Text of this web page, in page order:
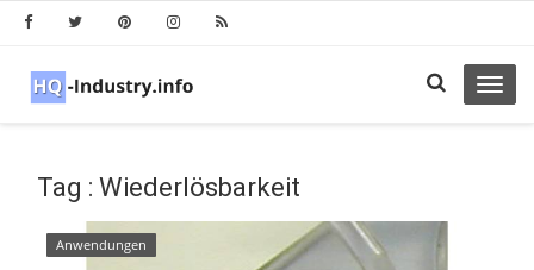
Tag : Wiederlösbarkeit
Anwendungen